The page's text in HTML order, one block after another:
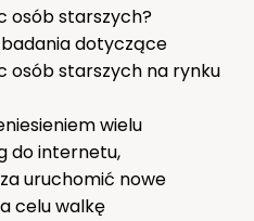
osób starszych?
dotyczące
osób starszych na rynku
wielu
do internetu,
uruchomić nowe
celu walkę